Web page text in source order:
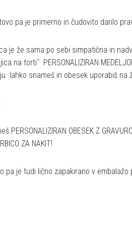
pa je primerno in čudovito darilo
je že sama po sebi simpatična in
na torti˝ PERSONALIZIRAN
lahko snameš in obesek uporabiš na
PERSONALIZIRAN OBESEK Z
ZA NAKIT!
pa je tudi lično zapakirano v embalažo